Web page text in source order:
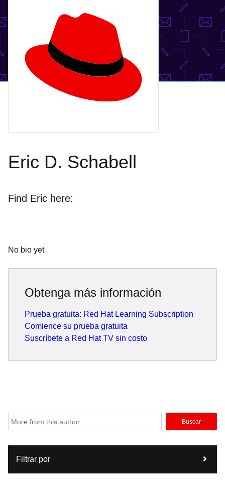
Eric D. Schabell
Find Eric here:
No bio yet
Obtenga más información
Prueba gratuita: Red Hat Learning Subscription
Comience su prueba gratuita
Suscríbete a Red Hat TV sin costo
Buscar
Filtrar por